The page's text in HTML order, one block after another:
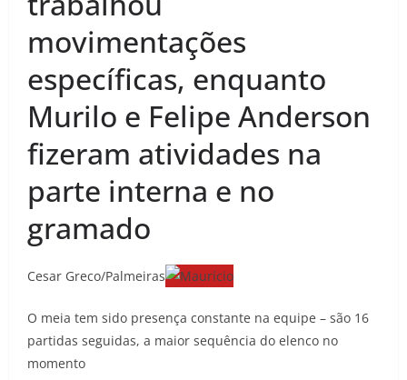
movimentações
específicas, enquanto
Murilo e Felipe Anderson
fizeram atividades na
parte interna e no
gramado
Cesar Greco/Palmeiras
O meia tem sido presença constante na equipe – são 16
partidas seguidas, a maior sequência do elenco no
momento